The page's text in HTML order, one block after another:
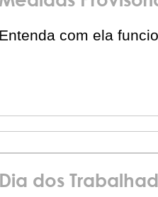
Entenda com ela
Dia dos